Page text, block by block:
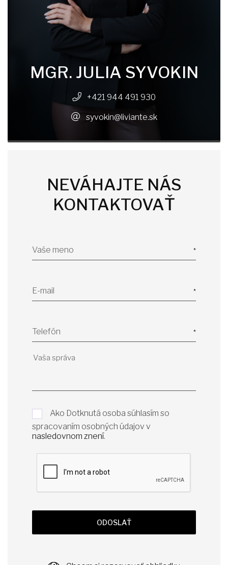
MGR. JULIA SYVOKIN
+421 944 491 930
syvokin@liviante.sk
NEVÁHAJTE NÁS
KONTAKTOVAŤ
Vaše meno
E-mail
Telefón
Ako Dotknutá osoba súhlasím so
spracovaním osobných údajov v
nasledovnom znení.
ODOSLAŤ